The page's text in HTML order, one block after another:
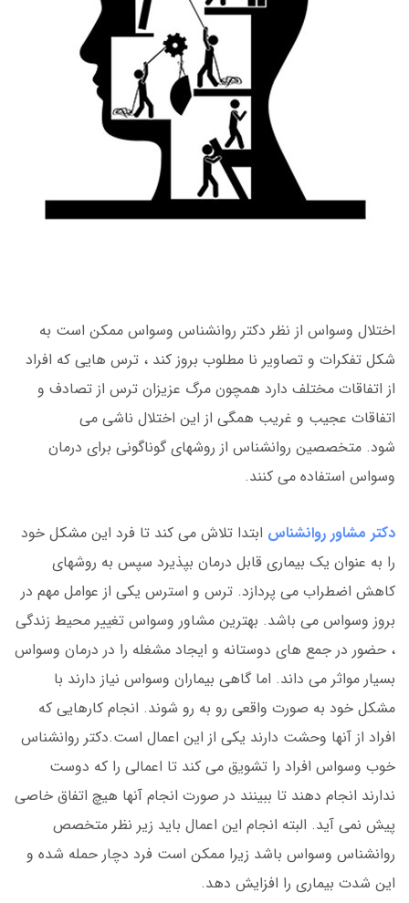
اختلال وسواس از نظر دکتر روانشناس وسواس ممکن است به
شکل تفکرات و تصاویر نا مطلوب بروز کند ، ترس هایی که افراد
از اتفاقات مختلف دارد همچون مرگ عزیزان ترس از تصادف و
اتفاقات عجیب و غریب همگی از این اختلال ناشی می
شود. متخصصین روانشناس از روشهای گوناگونی برای درمان
وسواس استفاده می کنند.
دکتر مشاور روانشناس ابتدا تلاش می کند تا فرد این مشکل خود
را به عنوان یک بیماری قابل درمان بپذیرد سپس به روشهای
کاهش اضطراب می پردازد. ترس و استرس یکی از عوامل مهم در
بروز وسواس می باشد. بهترین مشاور وسواس تغییر محیط زندگی
، حضور در جمع های دوستانه و ایجاد مشغله را در درمان وسواس
بسیار مواثر می داند. اما گاهی بیماران وسواس نیاز دارند با
مشکل خود به صورت واقعی رو به رو شوند. انجام کارهایی که
افراد از آنها وحشت دارند یکی از این اعمال است.دکتر روانشناس
خوب وسواس افراد را تشویق می کند تا اعمالی را که دوست
ندارند انجام دهند تا ببینند در صورت انجام آنها هیچ اتفاق خاصی
پیش نمی آید. البته انجام این اعمال باید زیر نظر متخصص
روانشناس وسواس باشد زیرا ممکن است فرد دچار حمله شده و
این شدت بیماری را افزایش دهد.